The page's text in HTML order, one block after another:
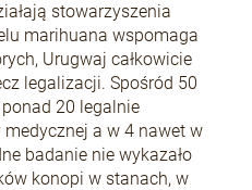
stowarzyszenia
marihuana wspomaga
Urugwaj całkowicie
legalizacji. Spośród 50
20 legalnie
a w 4 nawet w
badanie nie wykazało
konopi w stanach, w